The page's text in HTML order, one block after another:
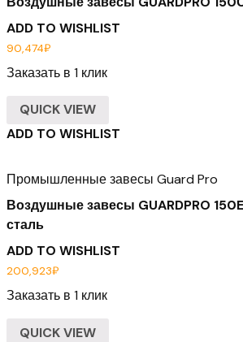
ADD TO WISHLIST
90,474₽
Заказать в 1 клик
QUICK VIEW
ADD TO WISHLIST
Промышленные завесы Guard Pro
Воздушные завесы GUARDPRO
сталь
ADD TO WISHLIST
200,923₽
Заказать в 1 клик
QUICK VIEW